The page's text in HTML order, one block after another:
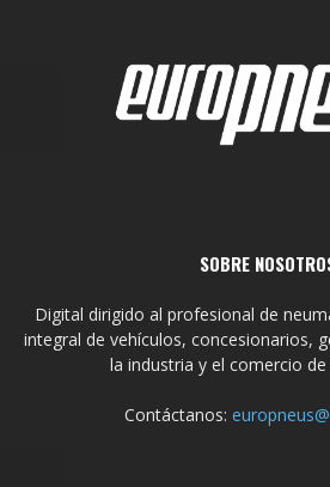
SOBRE
Digital dirigido al profesional de
integral de vehículos, concesionarios,
la industria y el comercio
Contáctanos: